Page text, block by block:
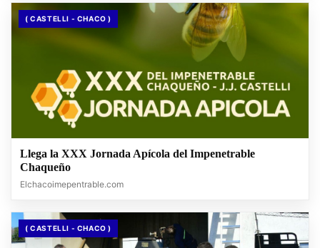
( CASTELLI - CHACO )
Llega la XXX Jornada Apícola del Impenetrable
Chaqueño
Elchacoimepentrable.com
( CASTELLI - CHACO )